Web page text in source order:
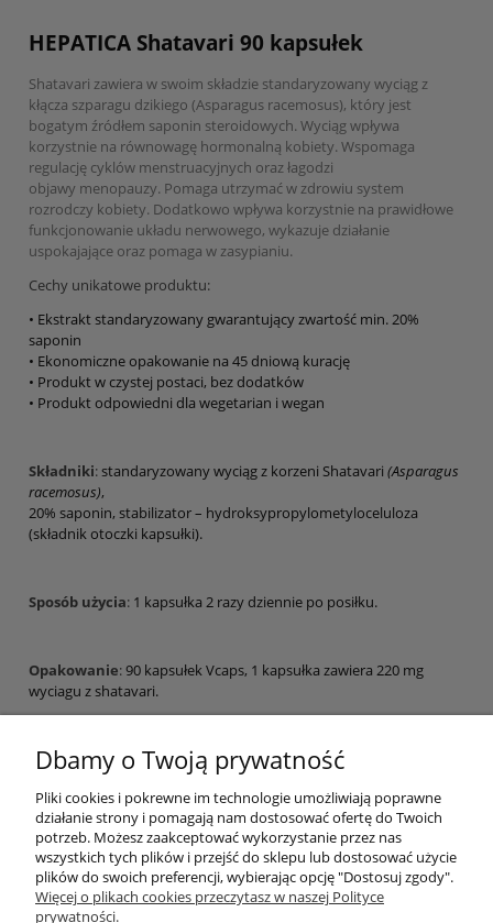
HEPATICA Shatavari 90 kapsułek
Shatavari zawiera w swoim składzie standaryzowany wyciąg z
kłącza szparagu dzikiego (Asparagus racemosus), który jest
bogatym źródłem saponin steroidowych. Wyciąg wpływa
korzystnie na równowagę hormonalną kobiety. Wspomaga
regulację cyklów menstruacyjnych oraz łagodzi
objawy menopauzy. Pomaga utrzymać w zdrowiu system
rozrodczy kobiety. Dodatkowo wpływa korzystnie na prawidłowe
funkcjonowanie układu nerwowego, wykazuje działanie
uspokajające oraz pomaga w zasypianiu.
Cechy unikatowe produktu:
• Ekstrakt standaryzowany gwarantujący zwartość min. 20%
saponin
• Ekonomiczne opakowanie na 45 dniową kurację
• Produkt w czystej postaci, bez dodatków
• Produkt odpowiedni dla wegetarian i wegan
Składniki:standaryzowany wyciąg z korzeni Shatavari (Asparagus
racemosus),
20% saponin, stabilizator – hydroksypropylometyloceluloza
(składnik otoczki kapsułki).
Sposób użycia: 1 kapsułka 2 razy dziennie po posiłku.
Opakowanie:90 kapsułek Vcaps, 1 kapsułka zawiera 220 mg
wyciagu z shatavari.
Kraj pochodzenia:Indie
Pomoc
Dbamy o Twoją prywatność
Pliki cookies i pokrewne im technologie umożliwiają poprawne
działanie strony i pomagają nam dostosować ofertę do Twoich
potrzeb. Możesz zaakceptować wykorzystanie przez nas
wszystkich tych plików i przejść do sklepu lub dostosować użycie
plików do swoich preferencji, wybierając opcję "Dostosuj zgody".
Więcej o plikach cookies przeczytasz w naszej Polityce
prywatności.